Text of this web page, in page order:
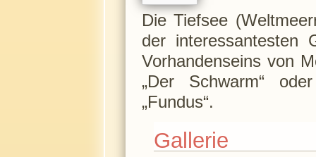
Die Tiefsee
der interessantesten
Vorhandenseins von
„Der Schwarm“
„Fundus“.
Gallerie